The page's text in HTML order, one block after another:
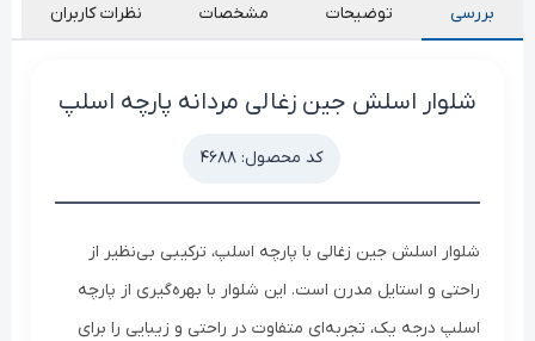
بررسی توضیحات مشخصات نظرات کاربران
شلوار اسلش جین زغالی مردانه پارچه اسلپ
کد محصول: ۴۶۸۸
شلوار اسلش جین زغالی با پارچه اسلپ، ترکیبی بی‌نظیر از
راحتی و استایل مدرن است. این شلوار با بهره‌گیری از پارچه
اسلپ درجه یک، تجربه‌ای متفاوت در راحتی و زیبایی را برای